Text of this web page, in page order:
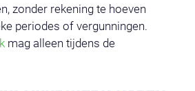
zonder rekening te hoeven
periodes of vergunningen.
mag alleen tijdens de